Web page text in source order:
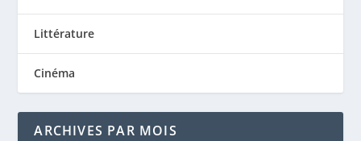
Littérature
Cinéma
ARCHIVES PAR MOIS